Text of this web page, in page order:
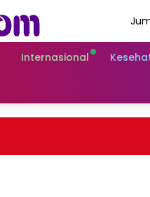
Internasional